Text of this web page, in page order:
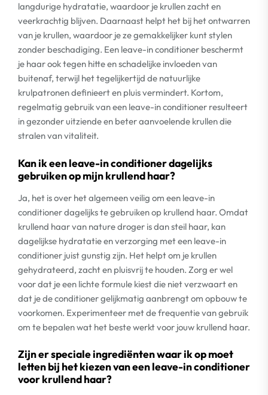
langdurige hydratatie, waardoor je krullen zacht en
veerkrachtig blijven. Daarnaast helpt het bij het ontwarren
van je krullen, waardoor je ze gemakkelijker kunt stylen
zonder beschadiging. Een leave-in conditioner beschermt
je haar ook tegen hitte en schadelijke invloeden van
buitenaf, terwijl het tegelijkertijd de natuurlijke
krulpatronen definieert en pluis vermindert. Kortom,
regelmatig gebruik van een leave-in conditioner resulteert
in gezonder uitziende en beter aanvoelende krullen die
stralen van vitaliteit.
Kan ik een leave-in conditioner dagelijks
gebruiken op mijn krullend haar?
Ja, het is over het algemeen veilig om een leave-in
conditioner dagelijks te gebruiken op krullend haar. Omdat
krullend haar van nature droger is dan steil haar, kan
dagelijkse hydratatie en verzorging met een leave-in
conditioner juist gunstig zijn. Het helpt om je krullen
gehydrateerd, zacht en pluisvrij te houden. Zorg er wel
voor dat je een lichte formule kiest die niet verzwaart en
dat je de conditioner gelijkmatig aanbrengt om opbouw te
voorkomen. Experimenteer met de frequentie van gebruik
om te bepalen wat het beste werkt voor jouw krullend haar.
Zijn er speciale ingrediënten waar ik op moet
letten bij het kiezen van een leave-in conditioner
voor krullend haar?